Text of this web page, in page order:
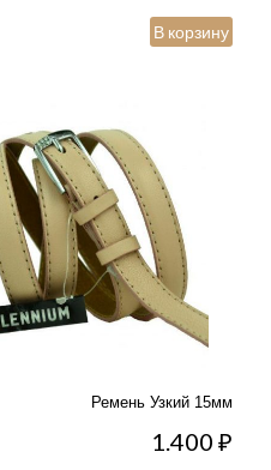
В корзину
Ремень Узкий 15мм
1.400₽